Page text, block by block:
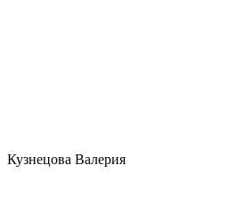
Кузнецова Валерия